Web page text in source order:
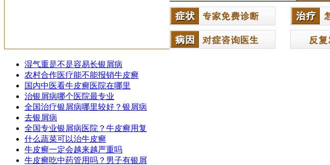
湿气重是不是容易长银屑病
农村合作医疗能不能报销牛皮癣
国内中医看牛皮癣医院在哪里
治银屑病哪个医院最专业
全国治疗银屑病哪里较好？银屑病
去银屑病
全国专业银屑病医院？牛皮癣用复
什么蔬菜可以治牛皮癣
牛皮癣一定会越来越严重吗
牛皮癣吃中药管用吗？男子有银屑